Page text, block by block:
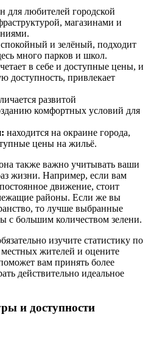
для любителей городской
магазинами и
спокойный и зелёный, подходит
много парков и школ.
в себе и доступные цены, и
доступность, привлекает
развитой
комфортных условий для
находится на окраине города,
цены на жильё.
также важно учитывать ваши
жизни. Например, если вам
движение, стоит
районы. Если же вы
то лучше выбранные
с большим количеством зелени.
изучите статистику по
жителей и оцените
вам принять более
действительно идеальное
и доступности